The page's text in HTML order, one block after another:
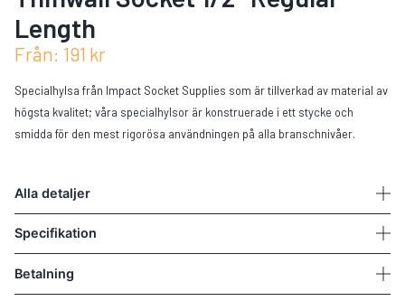
Length
Från: 191 kr
Specialhylsa från Impact Socket Supplies som är tillverkad av material av
högsta kvalitet; våra specialhylsor är konstruerade i ett stycke och
smidda för den mest rigorösa användningen på alla branschnivåer.
Alla detaljer
Specifikation
Betalning